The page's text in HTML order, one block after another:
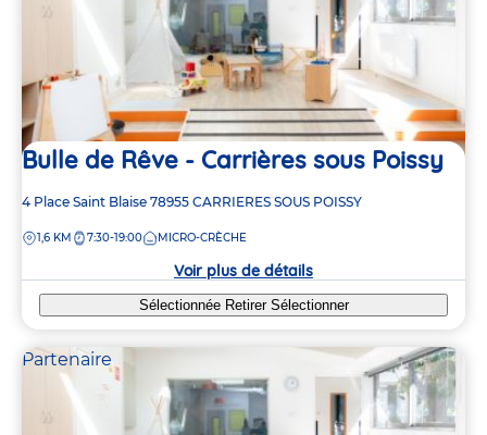
Bulle de Rêve - Carrières sous Poissy
Adresse
la
4 Place Saint Blaise 78955 CARRIERES SOUS POISSY
DISTANCE
1,6 KM 7:30-19:00 MICRO-CRÈCHE
Voir plus de détails
Sélectionnée Retirer Sélectionner
Partenaire
21
21